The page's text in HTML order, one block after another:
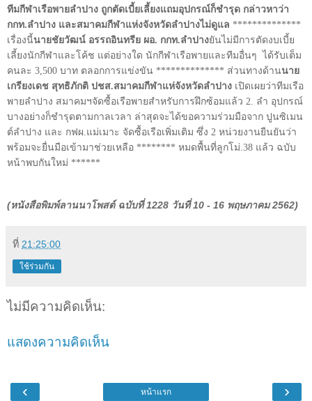
ทีมกีฬาเรือพายลำปาง ถูกตัดเบี้ยเลี้ยงแถมอุปกรณ์ก็ชำรุด กล่าวหาว่า
กกท.ลำปาง และสมาคมกีฬาแห่งจังหวัดลำปางไม่ดูแล **************
เรื่องนี้นายชัยวัฒน์ อรรถอินทรีย ผอ. กกท.ลำปางยันไม่มีการตัดงบเบี้ย
เลี้ยงนักกีฬาและโค้ช แต่อย่างใด นักกีฬาเรือพายและทีมอื่นๆ ได้รับเต็ม
คนละ 3,500 บาท ตลอกการแข่งขัน ************** ส่วนทางด้านนาย
เกรียงเดช สุทธิภักติ ปชส.สมาคมกีฬาแห่จังหวัดลำปาง เปิดเผยว่าทีมเรือ
พายลำปาง สมาคมฯจัดซื้อเรือพายสำหรับการฝึกซ้อมแล้ว 2. ลำ อุปกรณ์
บางอย่างก็ชำรุดตามกาลเวลา ล่าสุดจะได้ขอความร่วมมือจาก ปูนซิเมน
ต์ลำปาง และ กฟผ.แม่เมาะ จัดซื้อเรือเพิ่มเติม ซึ่ง 2 หน่วยงานยืนยันว่า
พร้อมจะยื่นมือเข้ามาช่วยเหลือ ******** หมดพื้นที่ลูกโม่.38 แล้ว ฉบับ
หน้าพบกันใหม่ ******
(หนังสือพิมพ์ลานนาโพสต์ ฉบับที่ 1228 วันที่ 10 - 16 พฤษภาคม 2562)
ที่ 21:25:00
ใช้ร่วมกัน
ไม่มีความคิดเห็น:
แสดงความคิดเห็น
‹ ›
หน้าแรก